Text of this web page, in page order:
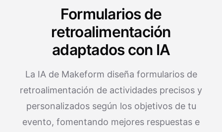
Formularios de
retroalimentación
adaptados con IA
La IA de Makeform diseña formularios de
retroalimentación de actividades precisos y
personalizados según los objetivos de tu
evento, fomentando mejores respuestas e